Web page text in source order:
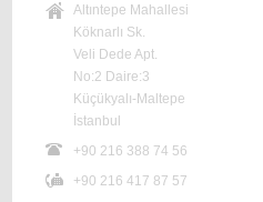
Altıntepe Mahallesi
Köknarlı Sk.
Veli Dede Apt.
No:2 Daire:3
Küçükyalı-Maltepe
İstanbul
+90 216 388 74 56
+90 216 417 87 57